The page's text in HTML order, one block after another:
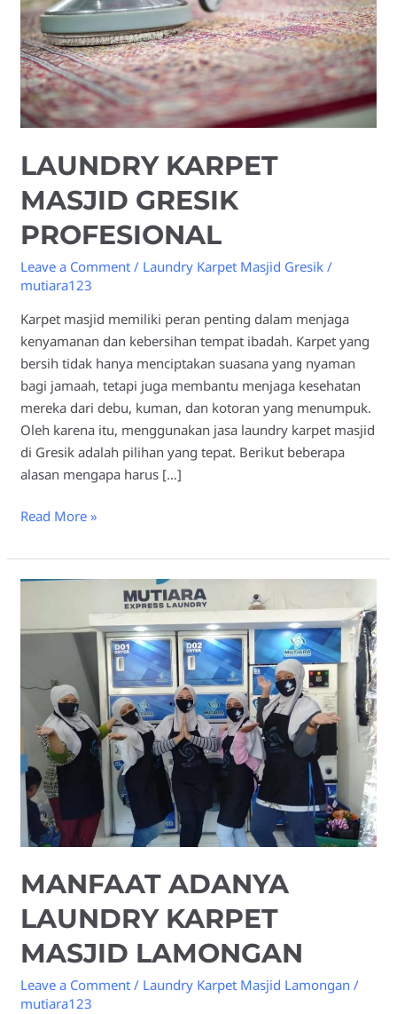
LAUNDRY KARPET
MASJID GRESIK
PROFESIONAL
Leave a Comment / Laundry Karpet Masjid Gresik /
mutiara123
Karpet masjid memiliki peran penting dalam menjaga
kenyamanan dan kebersihan tempat ibadah. Karpet yang
bersih tidak hanya menciptakan suasana yang nyaman
bagi jamaah, tetapi juga membantu menjaga kesehatan
mereka dari debu, kuman, dan kotoran yang menumpuk.
Oleh karena itu, menggunakan jasa laundry karpet masjid
di Gresik adalah pilihan yang tepat. Berikut beberapa
alasan mengapa harus […]
Read More »
MANFAAT ADANYA
LAUNDRY KARPET
MASJID LAMONGAN
Leave a Comment / Laundry Karpet Masjid Lamongan /
mutiara123
Laundry
Masjid
Lamongan